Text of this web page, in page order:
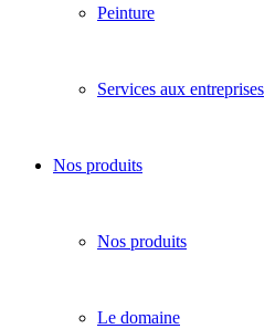
Peinture
Services aux entreprises
Nos produits
Nos produits
Le domaine